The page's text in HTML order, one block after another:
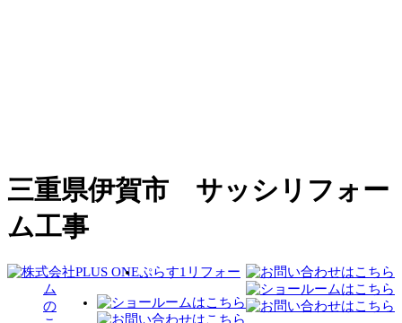
三重県伊賀市 サッシリフォー
ム工事
ぷらす1リフォー
ム
の